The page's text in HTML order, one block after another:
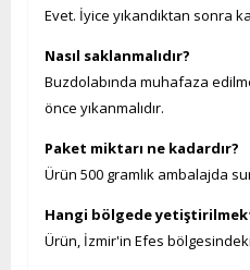
Evet. İyice yıkandıktan sonra
Nasıl saklanmalıdır?
Buzdolabında muhafaza
önce yıkanmalıdır.
Paket miktarı ne kadardır?
Ürün 500 gramlık ambalajda
Hangi bölgede
Ürün, İzmir'in Efes